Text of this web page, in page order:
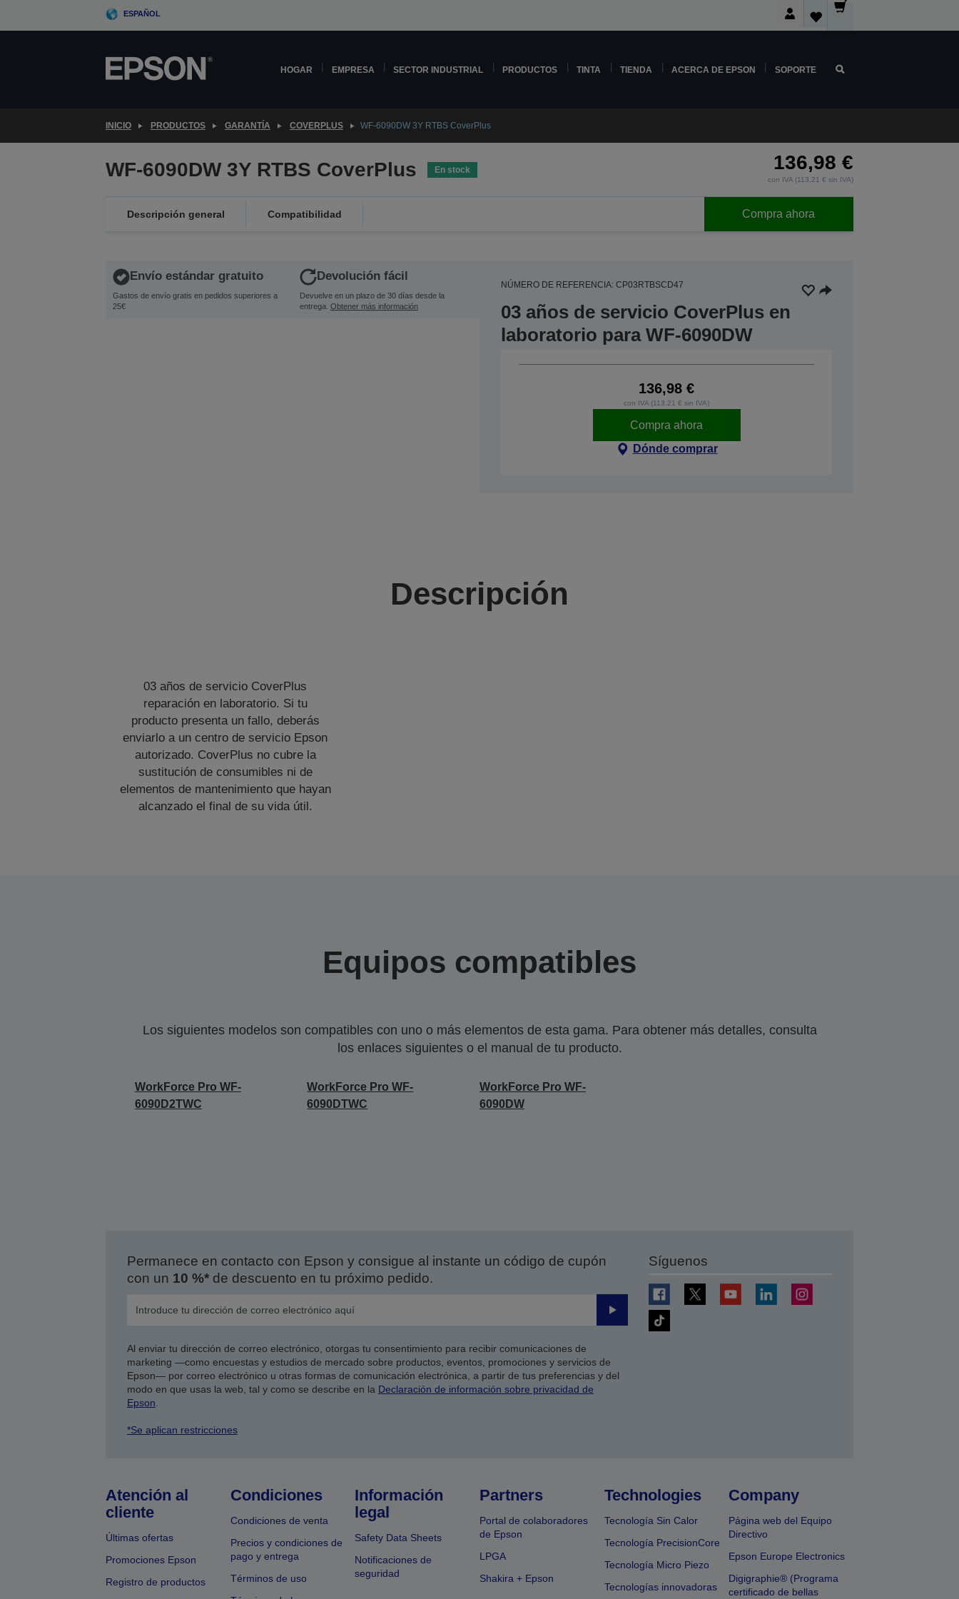
ESPAÑOL
HOGAR EMPRESA SECTOR INDUSTRIAL PRODUCTOS TINTA TIENDA ACERCA DE EPSON SOPORTE
INICIO PRODUCTOS GARANTÍA COVERPLUS WF-6090DW 3Y RTBS CoverPlus
WF-6090DW 3Y RTBS CoverPlus En stock 136,98 €
con IVA (113,21 € sin IVA)
Descripción general Compatibilidad Compra ahora
Envío estándar gratuito
Gastos de envío gratis en pedidos superiores a
25€
Devolución fácil
Devuelve en un plazo de 30 días desde la
entrega. Obtener más información
NÚMERO DE REFERENCIA: CP03RTBSCD47
03 años de servicio CoverPlus en
laboratorio para WF-6090DW
136,98 €
con IVA (113,21 € sin IVA)
Compra ahora
Dónde comprar
Descripción
03 años de servicio CoverPlus
reparación en laboratorio. Si tu
producto presenta un fallo, deberás
enviarlo a un centro de servicio Epson
autorizado. CoverPlus no cubre la
sustitución de consumibles ni de
elementos de mantenimiento que hayan
alcanzado el final de su vida útil.
Equipos compatibles
Los siguientes modelos son compatibles con uno o más elementos de esta gama. Para obtener más detalles, consulta
los enlaces siguientes o el manual de tu producto.
WorkForce Pro WF-
6090D2TWC
WorkForce Pro WF-
6090DTWC
WorkForce Pro WF-
6090DW
Permanece en contacto con Epson y consigue al instante un código de cupón
con un 10 %*de descuento en tu próximo pedido.
Enviar
Al enviar tu dirección de correo electrónico, otorgas tu consentimiento para recibir comunicaciones de
marketing —como encuestas y estudios de mercado sobre productos, eventos, promociones y servicios de
Epson— por correo electrónico u otras formas de comunicación electrónica, a partir de tus preferencias y del
modo en que usas la web, tal y como se describe en la Declaración de información sobre privacidad de
Epson
*Se aplican restricciones
Síguenos
Atención al
cliente
Últimas ofertas
Promociones Epson
Registro de productos
Condiciones
Condiciones de venta
Precios y condiciones de
pago y entrega
Términos de uso
Información
legal
Safety Data Sheets
Notificaciones de
seguridad
Partners
Portal de colaboradores
de Epson
LPGA
Shakira + Epson
Technologies
Tecnología Sin Calor
Tecnología PrecisionCore
Tecnología Micro Piezo
Tecnologías innovadoras
Company
Página web del Equipo
Directivo
Epson Europe Electronics
Digigraphie® (Programa
certificado de bellas